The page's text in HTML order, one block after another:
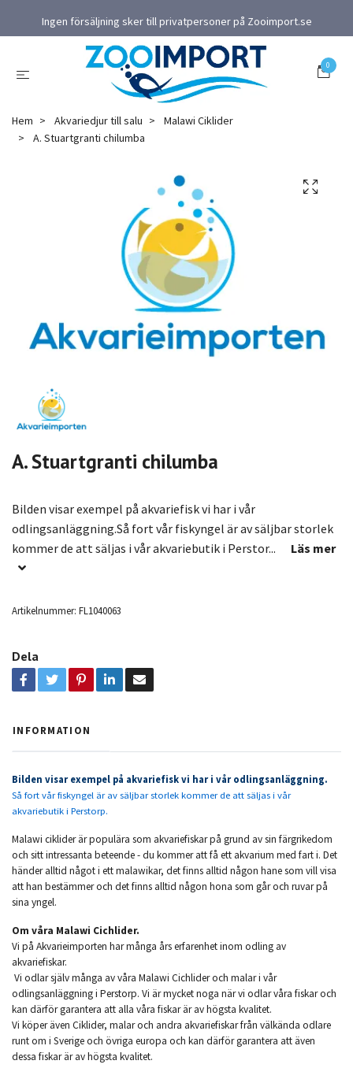
Ingen försäljning sker till privatpersoner på Zooimport.se
0
Hem Akvariedjur till salu
Malawi Ciklider
A. Stuartgranti chilumba
A. Stuartgranti chilumba
Bilden visar exempel på akvariefisk vi har i vår
odlingsanläggning.Så fort vår fiskyngel är av säljbar storlek
kommer de att säljas i vår akvariebutik i Perstor...
Läs mer
Artikelnummer: FL1040063
Dela
INFORMATION
Bilden visar exempel på akvariefisk vi har i vår odlingsanläggning.
Så fort vår fiskyngel är av säljbar storlek kommer de att säljas i vår
akvariebutik i Perstorp.
Malawi ciklider är populära som akvariefiskar på grund av sin färgrikedom
och sitt intressanta beteende - du kommer att få ett akvarium med fart i. Det
händer alltid något i ett malawikar, det finns alltid någon hane som vill visa
att han bestämmer och det finns alltid någon hona som går och ruvar på
sina yngel.
Om våra Malawi Cichlider.
Vi på Akvarieimporten har många års erfarenhet inom odling av
akvariefiskar.
Vi odlar själv många av våra Malawi Cichlider och malar i vår
odlingsanläggning i Perstorp. Vi är mycket noga när vi odlar våra fiskar och
kan därför garantera att alla våra fiskar är av högsta kvalitet.
Vi köper även Ciklider, malar och andra akvariefiskar från välkända odlare
runt om i Sverige och övriga europa och kan därför garantera att även
dessa fiskar är av högsta kvalitet.